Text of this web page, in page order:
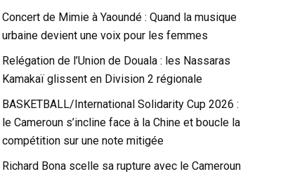
Concert de Mimie à Yaoundé : Quand la musique
urbaine devient une voix pour les femmes
Relégation de l’Union de Douala : les Nassaras
Kamakaï glissent en Division 2 régionale
BASKETBALL/International Solidarity Cup 2026 :
le Cameroun s’incline face à la Chine et boucle la
compétition sur une note mitigée
Richard Bona scelle sa rupture avec le Cameroun